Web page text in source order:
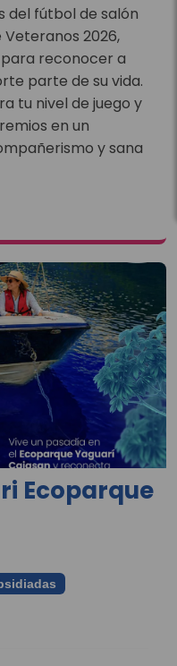
del fútbol de salón
2026,
reconocer a
parte de su vida.
tu nivel de juego y
en un
y sana
Ecoparque